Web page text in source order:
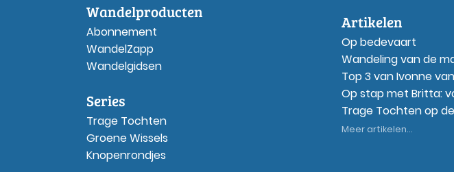
Wandelproducten
Abonnement
WandelZapp
Wandelgidsen
Series
Trage Tochten
Groene Wissels
Knopenrondjes
Artikelen
Op bedevaart
Wandeling van de
Top 3 van Ivonne
Op stap met Britta:
Trage Tochten op
Meer artikelen...